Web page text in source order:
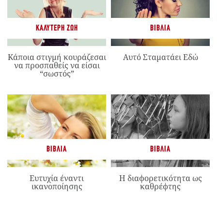
ΚΑΛΎΤΕΡΗ ΖΩΉ
Κάποια στιγμή κουράζεσαι
να προσπαθείς να είσαι
“σωστός”
ΒΙΒΛΊΑ
Αυτό Σταματάει Εδώ
ΒΙΒΛΊΑ
Ευτυχία έναντι
ικανοποίησης
ΒΙΒΛΊΑ
Η διαφορετικότητα ως
καθρέφτης